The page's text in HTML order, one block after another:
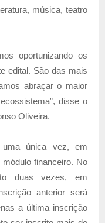
música, teatro
oportunizando os
edital. São das mais
abraçar o maior
disse o
Oliveira.
uma única vez, em
financeiro. No
duas vezes, em
anterior será
a última inscrição